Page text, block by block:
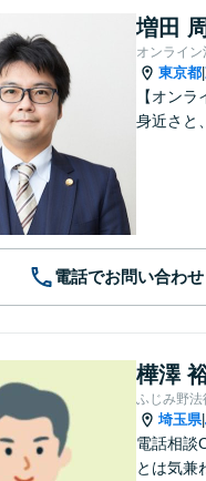
増田
オンライ
東京都
【オン
身近さと
電話でお問い合わせ
樺澤
ふじみ野法
埼玉県|
電話相談
とは気兼